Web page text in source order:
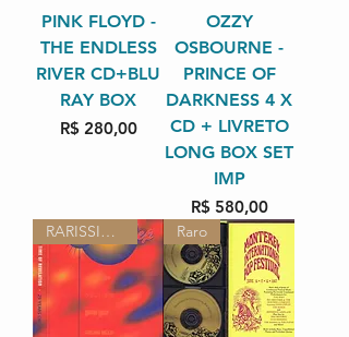
PINK FLOYD -
THE ENDLESS
RIVER CD+BLU
RAY BOX
Preço
R$ 280,00
OZZY
OSBOURNE -
PRINCE OF
DARKNESS 4 X
CD + LIVRETO
LONG BOX SET
IMP
Preço
R$ 580,00
RARISSIMO Raro